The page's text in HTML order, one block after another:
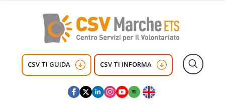
CSV TI GUIDA CSV TI INFORMA